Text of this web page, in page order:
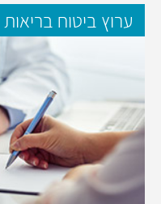
ערוץ ביטוח בריאות